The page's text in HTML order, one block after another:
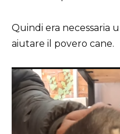
Quindi era necessaria
aiutare il povero cane.